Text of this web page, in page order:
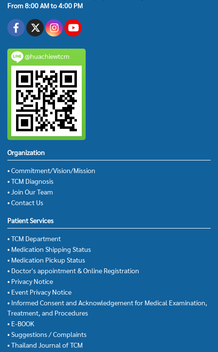
From 8:00 AM to 4:00 PM
@huachiewtcm
Organization
• Commitment/Vision/Mission
• TCM Diagnosis
• Join Our Team
• Contact Us
Patient Services
• TCM Department
• Medication Shipping Status
• Medication Pickup Status
• Doctor's appointment & Online Registration
• Privacy Notice
• Event Privacy Notice
• Informed Consent and Acknowledgement for Medical Examination,
Treatment, and Procedures
• E-BOOK
• Suggestions / Complaints
• Thailand Journal of TCM